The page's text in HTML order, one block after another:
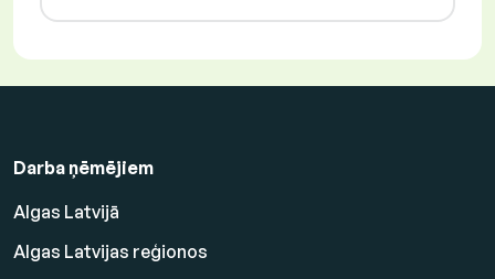
Darba ņēmējiem
Algas Latvijā
Algas Latvijas reģionos